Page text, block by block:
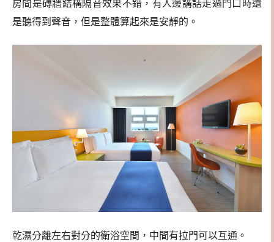
房間是磚牆結構隔音效果不錯，有人邊講話走過門口時還
是聽得到聲音，但是整體算起來是安靜的。
乾濕分離左右對分的衛浴空間，中間有拉門可以互通。